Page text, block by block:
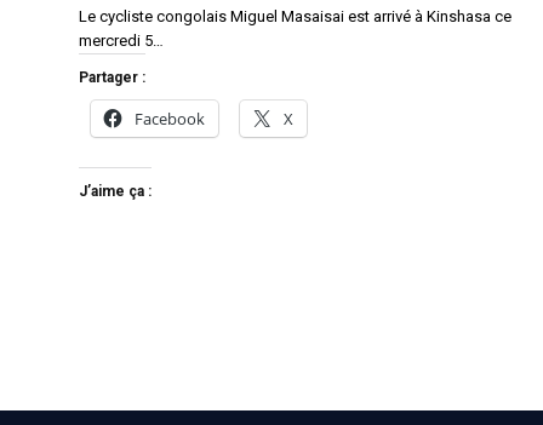
Le cycliste congolais Miguel Masaisai est arrivé à Kinshasa ce
mercredi 5…
Partager :
Facebook X
J’aime ça :